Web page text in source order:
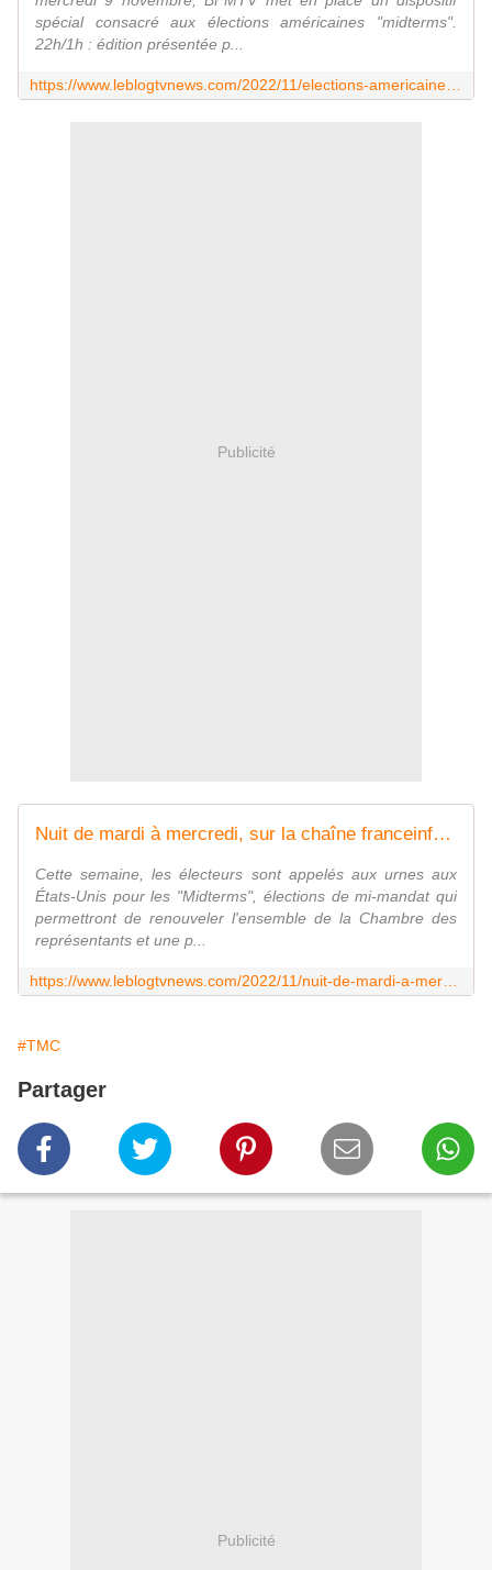
spécial consacré aux élections américaines "midterms".
22h/1h : édition présentée p...
Publicité
Nuit de mardi à mercredi, sur la chaîne franceinfo (codiffusion sur France 2) : nuit spéciale Midterms. - LeBlogTVNews
Cette semaine, les électeurs sont appelés aux urnes aux
États-Unis pour les "Midterms", élections de mi-mandat qui
permettront de renouveler l'ensemble de la Chambre des
représentants et une p...
#TMC
Partager
Publicité